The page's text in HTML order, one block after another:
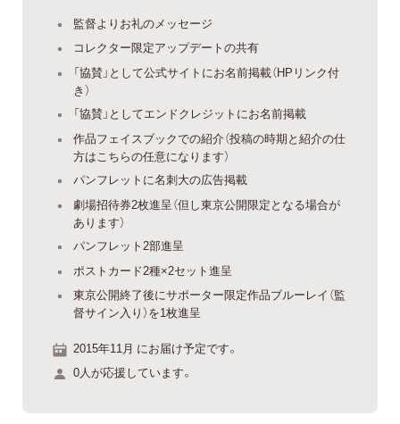
監督よりお礼のメッセージ
コレクター限定アップデートの共有
「協賛」として公式サイトにお名前掲載（HPリンク付
き）
「協賛」としてエンドクレジットにお名前掲載
作品フェイスブックでの紹介（投稿の時期と紹介の仕
方はこちらの任意になります）
パンフレットに名刺大の広告掲載
劇場招待券2枚進呈（但し東京公開限定となる場合が
あります）
パンフレット2部進呈
ポストカード2種×2セット進呈
東京公開終了後にサポーター限定作品ブルーレイ（監
督サイン入り）を1枚進呈
2015年11月 にお届け予定です。
0人が応援しています。